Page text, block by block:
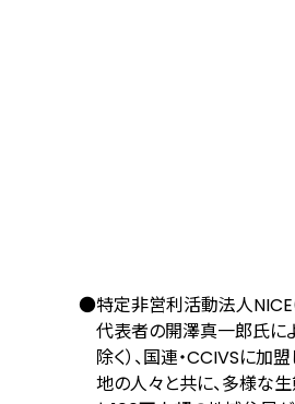
●特定非営利活動法人
代表者の開澤真一郎氏に
除く）、国連・CCIVSに加
地の人々と共に、多様な